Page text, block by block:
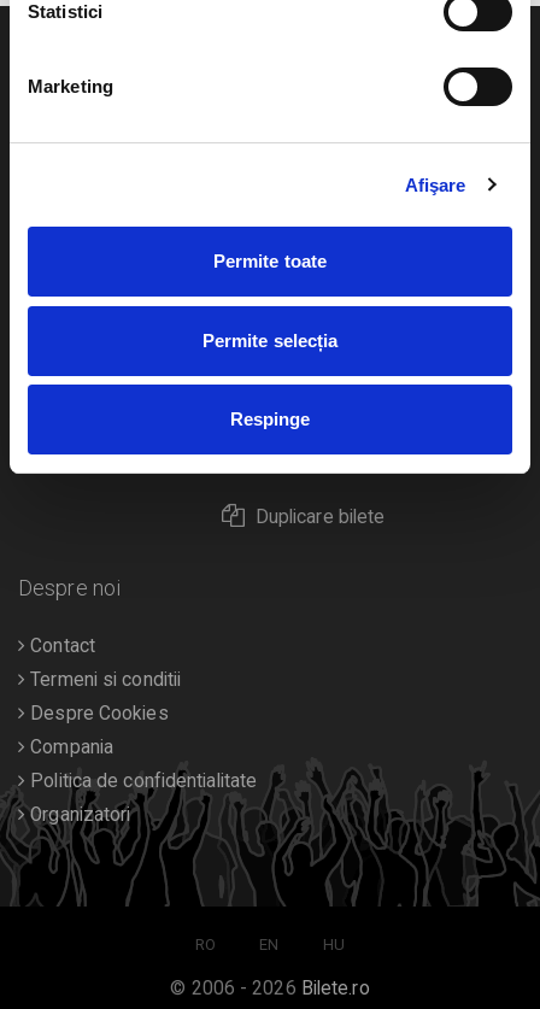
Statistici
Marketing
Afişare
Permite toate
Permite selecția
Respinge
Ajutor
eBilet printat acasa
Returnare bilete
Duplicare bilete
Evenimente
Concerte si
Sport
Cultura
Calendar
Despre noi
Contact
Termeni si conditii
Despre Cookies
Compania
Politica de confidentialitate
Organizatori
RO EN HU
© 2006 - 2026 Bilete.ro